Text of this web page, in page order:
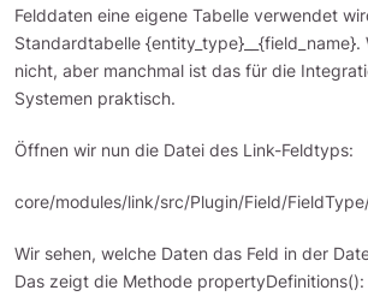
Felddaten eine eigene Tabelle verwendet
Standardtabelle
nicht, aber manchmal ist das für die
Systemen praktisch.
Öffnen wir nun die Datei des Link-Feldtyps:
core/modules/link/src/Plugin/Field/
Wir sehen, welche Daten das Feld in der
Das zeigt die Methode propertyDefinitions():